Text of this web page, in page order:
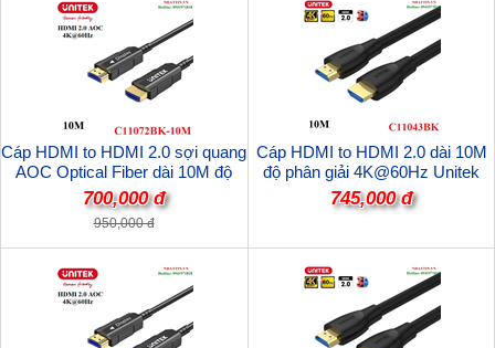
Cáp HDMI to HDMI 2.0 sợi quang
AOC Optical Fiber dài 10M độ
phân giải 4K@60Hz Unitek
C11072BK-10M cao cấp
700,000 đ
950,000 đ
Cáp HDMI to HDMI 2.0 dài 10M
độ phân giải 4K@60Hz Unitek
C11043BK cao cấp
745,000 đ